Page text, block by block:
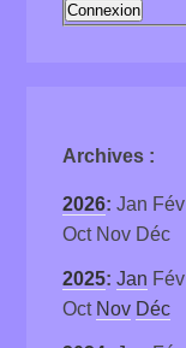
Connexion
Archives :
2026:Jan Fév
Oct Nov Déc
2025:Jan Fév
Oct Nov Déc